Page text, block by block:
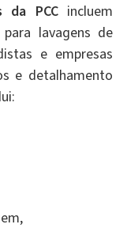
da PCCincluem
lavagens de
e empresas
e detalhamento